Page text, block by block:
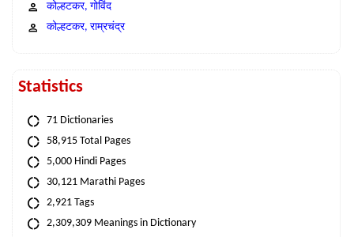
कोल्हटकर, गोविंद
कोल्हटकर, राम्रचंद्र
Statistics
71 Dictionaries
58,915 Total Pages
5,000 Hindi Pages
30,121 Marathi Pages
2,921 Tags
2,309,309 Meanings in Dictionary